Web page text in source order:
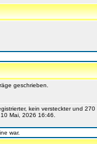
geschrieben.
kein versteckter und
Mai, 2026 16:46.
war.